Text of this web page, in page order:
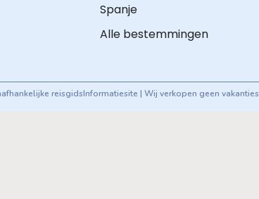
Spanje
Alle bestemmingen
reisgidsInformatiesite | Wij verkopen geen vakanties